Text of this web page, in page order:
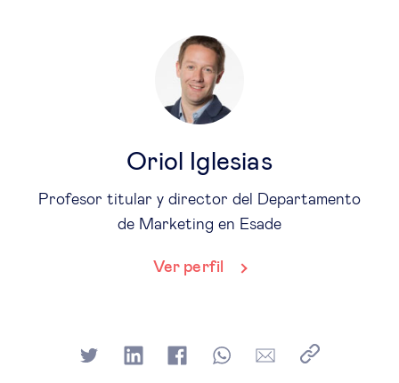
Oriol Iglesias
Profesor titular y director del Departamento
de Marketing en Esade
Ver perfil